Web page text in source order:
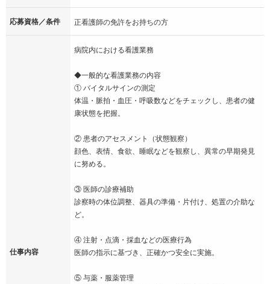
応募資格／条件 正看護師の免許をお持ちの方
仕事内容
病院内における看護業務
◆一般的な看護業務の内容
① バイタルサインの測定
体温・脈拍・血圧・呼吸数などをチェックし、患者の健
康状態を把握。
② 患者のアセスメント（状態観察）
顔色、表情、食欲、睡眠などを観察し、異常の早期発見
に努める。
③ 医師の診療補助
診察時の体位調整、器具の準備・片付け、処置の介助な
ど。
④ 注射・点滴・採血などの医療行為
医師の指示に基づき、正確かつ安全に実施。
⑤ 与薬・服薬管理